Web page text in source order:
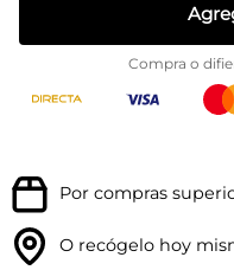
Compra o
Por compras
O recógelo hoy